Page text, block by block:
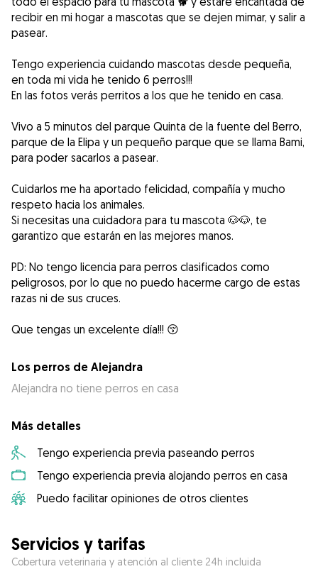
recibir en mi hogar a mascotas que se dejen mimar, y salir a
pasear.
Tengo experiencia cuidando mascotas desde pequeña,
en toda mi vida he tenido 6 perros!!!
En las fotos verás perritos a los que he tenido en casa.
Vivo a 5 minutos del parque Quinta de la fuente del Berro,
parque de la Elipa y un pequeño parque que se llama Bami,
para poder sacarlos a pasear.
Cuidarlos me ha aportado felicidad, compañía y mucho
respeto hacia los animales.
Si necesitas una cuidadora para tu mascota 🐶🐶, te
garantizo que estarán en las mejores manos.
PD: No tengo licencia para perros clasificados como
peligrosos, por lo que no puedo hacerme cargo de estas
razas ni de sus cruces.
Que tengas un excelente día!!! 😚
Los perros de Alejandra
Alejandra no tiene perros en casa
Más detalles
Tengo experiencia previa paseando perros
Tengo experiencia previa alojando perros en casa
Puedo facilitar opiniones de otros clientes
Servicios y tarifas
Cobertura veterinaria y atención al cliente 24h incluida